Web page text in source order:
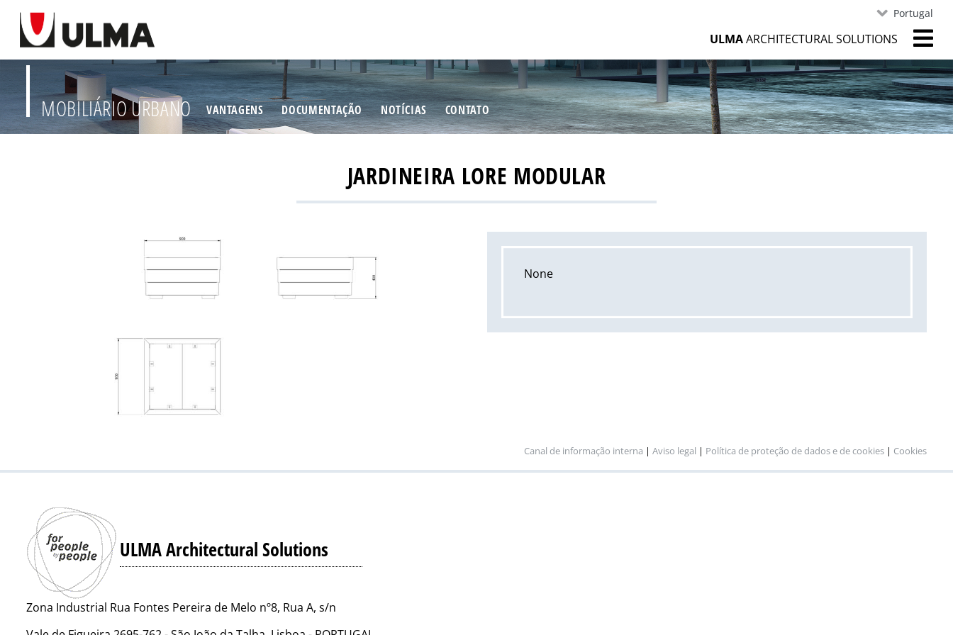
Portugal
ULMAARCHITECTURAL SOLUTIONS
MOBILIÁRIO URBANO VANTAGENS DOCUMENTAÇÃO NOTÍCIAS CONTATO
JARDINEIRA LORE MODULAR
None
Canal de informação interna | Aviso legal | Política de proteção de dados e de cookies | Cookies
ULMA Architectural Solutions
Zona Industrial Rua Fontes Pereira de Melo nº8, Rua A, s/n